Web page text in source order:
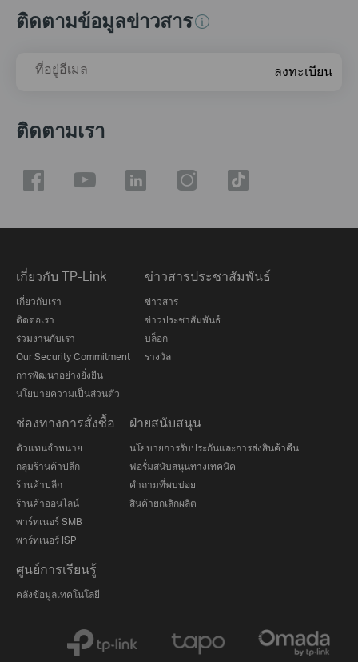
ติดตามข้อมูลข่าวสาร
ที่อยู่อีเมล ลงทะเบียน
ติดตามเรา
เกี่ยวกับ TP-Link
เกี่ยวกับเรา
ติดต่อเรา
ร่วมงานกับเรา
Our Security Commitment
การพัฒนาอย่างยั่งยืน
นโยบายความเป็นส่วนตัว
ข่าวสารประชาสัมพันธ์
ข่าวสาร
ข่าวประชาสัมพันธ์
บล็อก
รางวัล
ช่องทางการสั่งซื้อ
ตัวแทนจำหน่าย
กลุ่มร้านค้าปลีก
ร้านค้าปลีก
ร้านค้าออนไลน์
พาร์ทเนอร์ SMB
พาร์ทเนอร์ ISP
ฝ่ายสนับสนุน
นโยบายการรับประกันและการส่งสินค้าคืน
ฟอรั่มสนับสนุนทางเทคนิค
คำถามที่พบบ่อย
สินค้ายกเลิกผลิต
ศูนย์การเรียนรู้
คลังข้อมูลเทคโนโลยี